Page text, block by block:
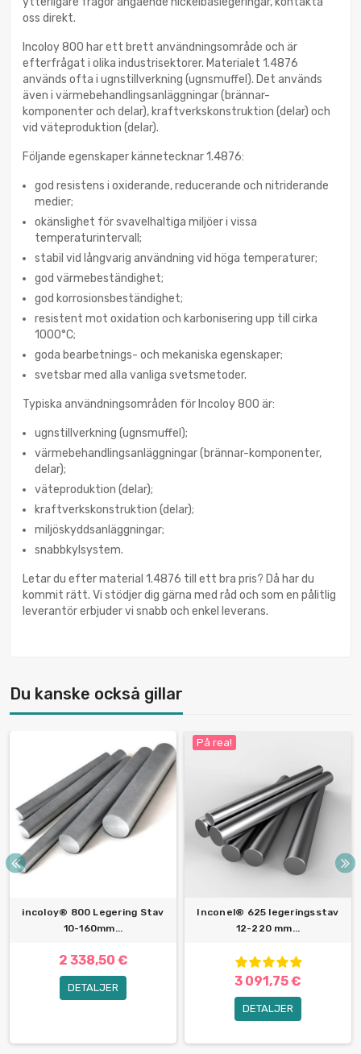
oss direkt.
Incoloy 800 har ett brett användningsområde och är
efterfrågat i olika industrisektorer. Materialet 1.4876
används ofta i ugnstillverkning (ugnsmuffel). Det används
även i värmebehandlingsanläggningar (brännar-
komponenter och delar), kraftverkskonstruktion (delar) och
vid väteproduktion (delar).
Följande egenskaper kännetecknar 1.4876:
god resistens i oxiderande, reducerande och nitriderande
medier;
okänslighet för svavelhaltiga miljöer i vissa
temperaturintervall;
stabil vid långvarig användning vid höga temperaturer;
god värmebeständighet;
god korrosionsbeständighet;
resistent mot oxidation och karbonisering upp till cirka
1000°C;
goda bearbetnings- och mekaniska egenskaper;
svetsbar med alla vanliga svetsmetoder.
Typiska användningsområden för Incoloy 800 är:
ugnstillverkning (ugnsmuffel);
värmebehandlingsanläggningar (brännar-komponenter,
delar);
väteproduktion (delar);
kraftverkskonstruktion (delar);
miljöskyddsanläggningar;
snabbkylsystem.
Letar du efter material 1.4876 till ett bra pris? Då har du
kommit rätt. Vi stödjer dig gärna med råd och som en pålitlig
leverantör erbjuder vi snabb och enkel leverans.
Du kanske också gillar
incoloy® 800 Legering Stav
10-160mm...
2 338,50 €
DETALJER
På rea!
Inconel® 625 legeringsstav
12-220 mm...
3 091,75 €
DETALJER